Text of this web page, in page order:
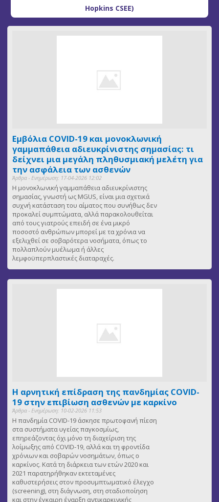
Hopkins CSEE)
Εμβόλια COVID-19 και μονοκλωνική
γαμμαπάθεια αδιευκρίνιστης σημασίας: τι
δείχνει μια μεγάλη πληθυσμιακή μελέτη για
την ασφάλεια των ασθενών
Άρθρα - Ενημέρωση: 17-04-2026 12:02
Η μονοκλωνική γαμμαπάθεια αδιευκρίνιστης
σημασίας, γνωστή ως MGUS, είναι μια σχετικά
συχνή κατάσταση του αίματος που συνήθως δεν
προκαλεί συμπτώματα, αλλά παρακολουθείται
από τους γιατρούς επειδή σε ένα μικρό
ποσοστό ανθρώπων μπορεί με τα χρόνια να
εξελιχθεί σε σοβαρότερα νοσήματα, όπως το
πολλαπλούν μυέλωμα ή άλλες
λεμφοϋπερπλαστικές διαταραχές.
Η αρνητική επίδραση της πανδημίας COVID-
19 στην επιβίωση ασθενών με καρκίνο
Άρθρα - Ενημέρωση: 10-02-2026 11:53
Η πανδημία COVID-19 άσκησε πρωτοφανή πίεση
στα συστήματα υγείας παγκοσμίως,
επηρεάζοντας όχι μόνο τη διαχείριση της
λοίμωξης από COVID-19, αλλά και τη φροντίδα
χρόνιων και σοβαρών νοσημάτων, όπως ο
καρκίνος. Κατά τη διάρκεια των ετών 2020 και
2021 παρατηρήθηκαν εκτεταμένες
καθυστερήσεις στον προσυμπτωματικό έλεγχο
(screening), στη διάγνωση, στη σταδιοποίηση
και στην έγκαιρη έναρξη αντικαρκινικής